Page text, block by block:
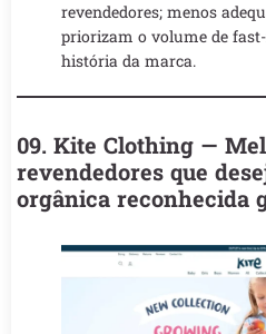
revendedores; menos
priorizam o volume de
história da marca.
09. Kite Clothing —
revendedores que
orgânica reconhecida